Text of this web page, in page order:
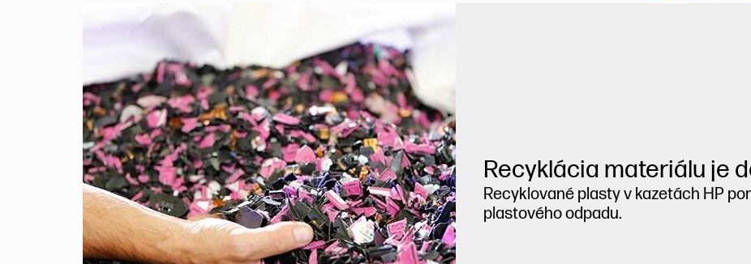
Recyklácia materiálu je
Recyklované plasty v kazetách HP
plastového odpadu.